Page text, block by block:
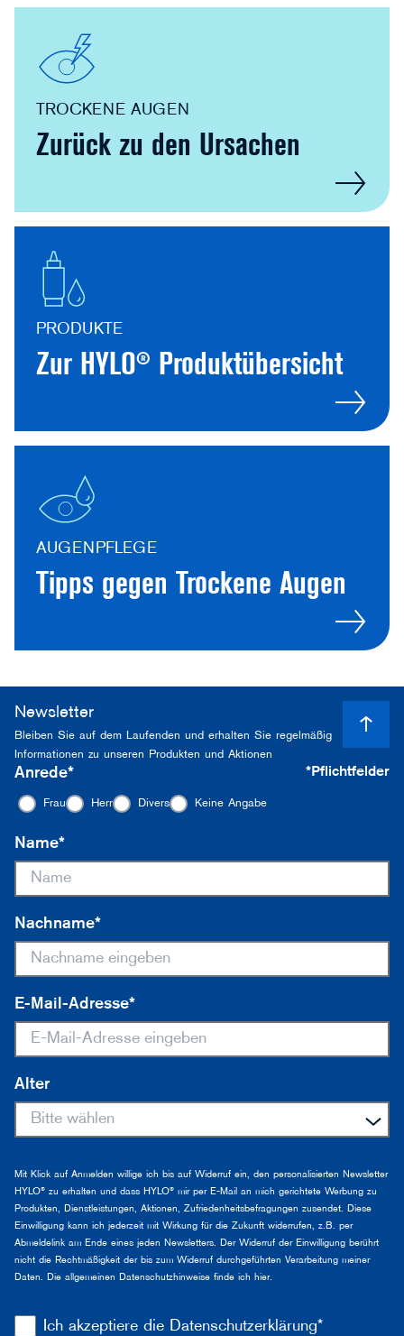
TROCKENE AUGEN
Zurück zu den Ursachen
PRODUKTE
Zur HYLO® Produktübersicht
AUGENPFLEGE
Tipps gegen Trockene Augen
Newsletter
Bleiben Sie auf dem Laufenden und erhalten Sie regelmäßig
Informationen zu unseren Produkten und Aktionen
Anrede*
Frau Herr Divers Keine Angabe
*Pflichtfelder
Name*
Nachname*
E-Mail-Adresse*
Alter
Mit Klick auf Anmelden willige ich bis auf Widerruf ein, den personalisierten Newsletter
HYLO® zu erhalten und dass HYLO® mir per E-Mail an mich gerichtete Werbung zu
Produkten, Dienstleistungen, Aktionen, Zufriedenheitsbefragungen zusendet. Diese
Einwilligung kann ich jederzeit mit Wirkung für die Zukunft widerrufen, z.B. per
Abmeldelink am Ende eines jeden Newsletters. Der Widerruf der Einwilligung berührt
nicht die Rechtmäßigkeit der bis zum Widerruf durchgeführten Verarbeitung meiner
Daten. Die allgemeinen Datenschutzhinweise finde ich hier.
Ich akzeptiere die Datenschutzerklärung*